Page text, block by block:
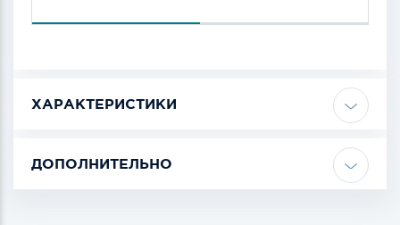
ХАРАКТЕРИСТИКИ
ДОПОЛНИТЕЛЬНО